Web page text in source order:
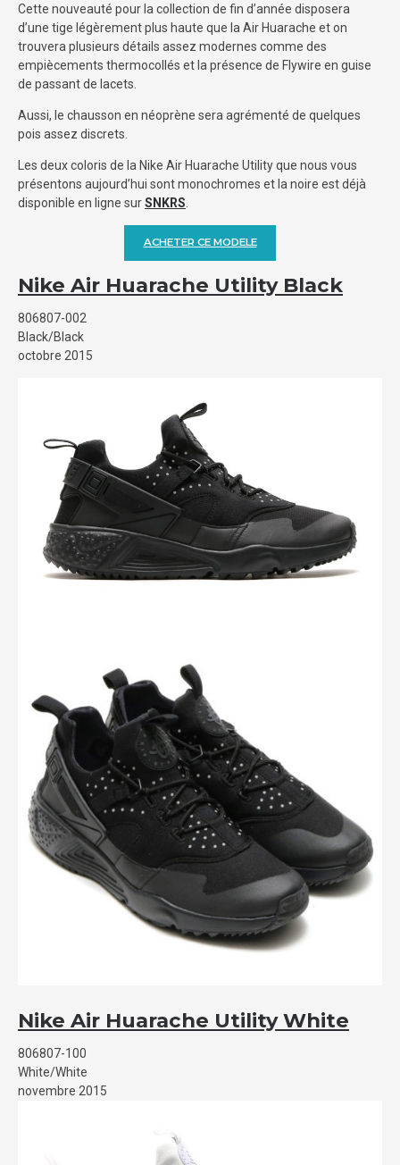
Cette nouveauté pour la collection de fin d’année disposera
d’une tige légèrement plus haute que la Air Huarache et on
trouvera plusieurs détails assez modernes comme des
empiècements thermocollés et la présence de Flywire en guise
de passant de lacets.
Aussi, le chausson en néoprène sera agrémenté de quelques
pois assez discrets.
Les deux coloris de la Nike Air Huarache Utility que nous vous
présentons aujourd’hui sont monochromes et la noire est déjà
disponible en ligne surSNKRS
ACHETER CE MODELE
Nike Air Huarache Utility Black
806807-002
Black/Black
octobre 2015
Nike Air Huarache Utility White
806807-100
White/White
novembre 2015